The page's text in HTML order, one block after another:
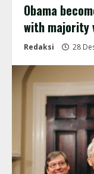
Obama
with majority
Redaksi 28